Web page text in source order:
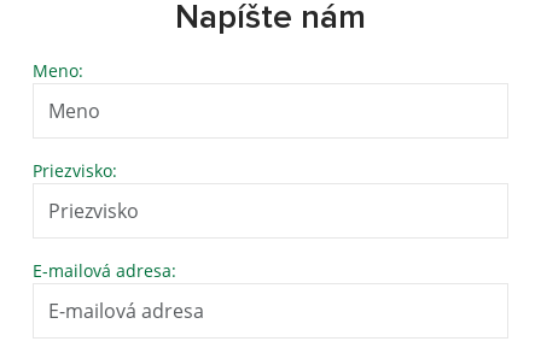
Napíšte nám
Meno:
Priezvisko:
E-mailová adresa: